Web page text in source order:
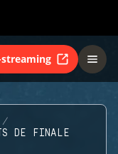
streaming
DE FINALE